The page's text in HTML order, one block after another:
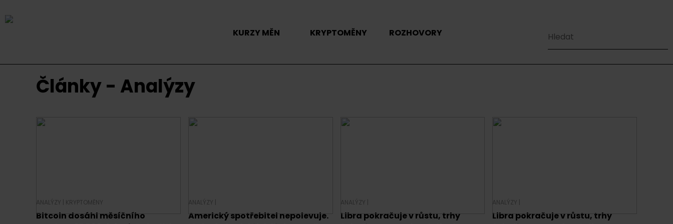
KURZY MĚN KRYPTOMĚNY ROZHOVORY
Články - Analýzy
ANALÝZY KRYPTOMĚNY
Bitcoin dosáhl měsíčního
ANALÝZY
Americký spotřebitel nepolevuje.
ANALÝZY
Libra pokračuje v růstu, trhy
ANALÝZY
Libra pokračuje v růstu, trhy